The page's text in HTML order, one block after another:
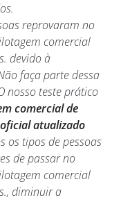
reprovaram no
comercial
devido à
faça parte dessa
nosso teste prático
comercial de
atualizado
os tipos de pessoas
de passar no
comercial
diminuir a